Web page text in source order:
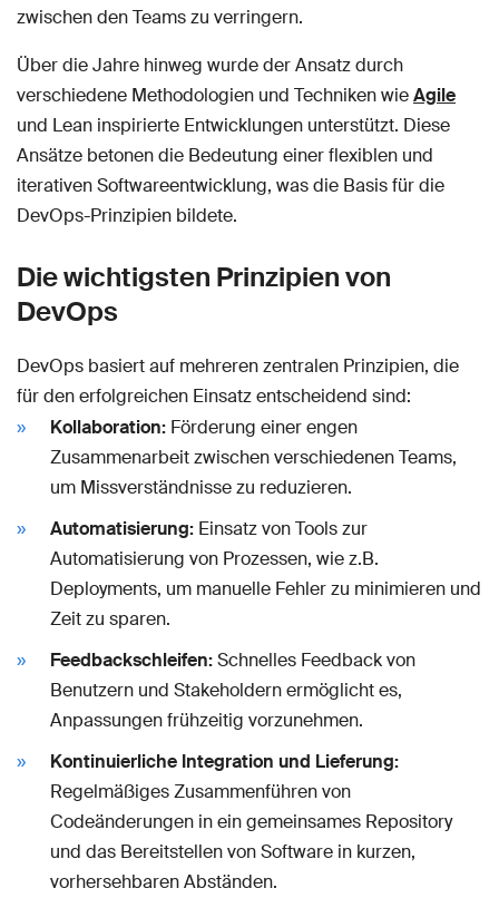
zwischen den Teams zu verringern.
Über die Jahre hinweg wurde der Ansatz durch
verschiedene Methodologien und Techniken wieAgile
und Lean inspirierte Entwicklungen unterstützt. Diese
Ansätze betonen die Bedeutung einer flexiblen und
iterativen Softwareentwicklung, was die Basis für die
DevOps-Prinzipien bildete.
Die wichtigsten Prinzipien von
DevOps
DevOps basiert auf mehreren zentralen Prinzipien, die
für den erfolgreichen Einsatz entscheidend sind:
Kollaboration: Förderung einer engen
Zusammenarbeit zwischen verschiedenen Teams,
um Missverständnisse zu reduzieren.
Automatisierung: Einsatz von Tools zur
Automatisierung von Prozessen, wie z.B.
Deployments, um manuelle Fehler zu minimieren und
Zeit zu sparen.
Feedbackschleifen:Schnelles Feedback von
Benutzern und Stakeholdern ermöglicht es,
Anpassungen frühzeitig vorzunehmen.
Kontinuierliche Integration und Lieferung:
Regelmäßiges Zusammenführen von
Codeänderungen in ein gemeinsames Repository
und das Bereitstellen von Software in kurzen,
vorhersehbaren Abständen.